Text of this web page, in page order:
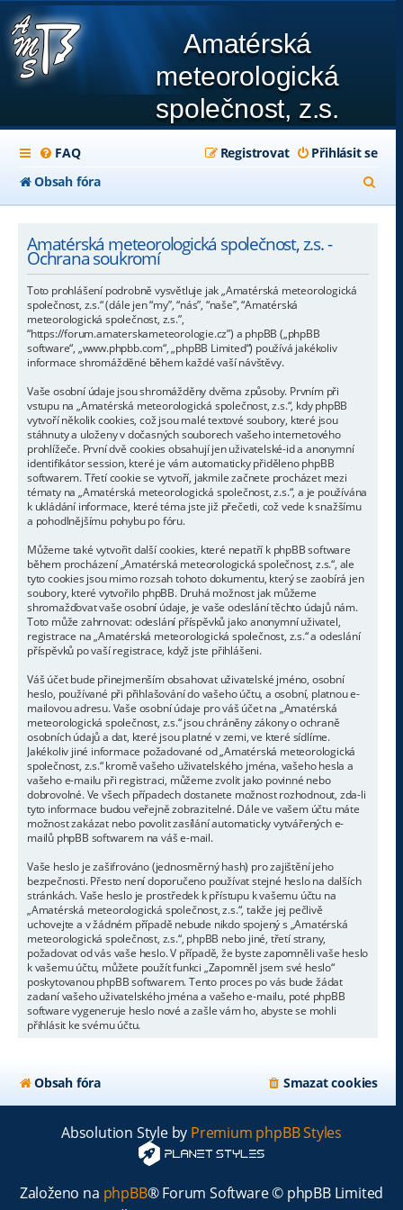
Amatérská
meteorologická
společnost, z.s.
FAQ Přihlásit se
Registrovat
Obsah fóra
l
Amatérská meteorologická společnost, z.s. -
Ochrana soukromí
Toto prohlášení podrobně vysvětluje jak „Amatérská meteorologická
společnost, z.s.“ (dále jen “my”, “nás”, “naše”, “Amatérská
meteorologická společnost, z.s.”,
“https://forum.amaterskameteorologie.cz”) a phpBB („phpBB
software“, „www.phpbb.com“, „phpBB Limited“) používá jakékoliv
informace shromážděné během každé vaší návštěvy.
Vaše osobní údaje jsou shromážděny dvěma způsoby. Prvním při
vstupu na „Amatérská meteorologická společnost, z.s.“, kdy phpBB
vytvoří několik cookies, což jsou malé textové soubory, které jsou
stáhnuty a uloženy v dočasných souborech vašeho internetového
prohlížeče. První dvě cookies obsahují jen uživatelské-id a anonymní
identifikátor session, které je vám automaticky přiděleno phpBB
softwarem. Třetí cookie se vytvoří, jakmile začnete procházet mezi
tématy na „Amatérská meteorologická společnost, z.s.“, a je používána
k ukládání informace, které téma jste již přečetli, což vede k snažšímu
a pohodlnějšímu pohybu po fóru.
Můžeme také vytvořit další cookies, které nepatří k phpBB software
během procházení „Amatérská meteorologická společnost, z.s.“, ale
tyto cookies jsou mimo rozsah tohoto dokumentu, který se zaobírá jen
soubory, které vytvořilo phpBB. Druhá možnost jak můžeme
shromažďovat vaše osobní údaje, je vaše odeslání těchto údajů nám.
Toto může zahrnovat: odeslání příspěvků jako anonymní uživatel,
registrace na „Amatérská meteorologická společnost, z.s.“ a odeslání
příspěvků po vaší registrace, když jste přihlášeni.
Váš účet bude přinejmenším obsahovat uživatelské jméno, osobní
heslo, používané při přihlašování do vašeho účtu, a osobní, platnou e-
mailovou adresu. Vaše osobní údaje pro váš účet na „Amatérská
meteorologická společnost, z.s.“ jsou chráněny zákony o ochraně
osobních údajů a dat, které jsou platné v zemi, ve které sídlíme.
Jakékoliv jiné informace požadované od „Amatérská meteorologická
společnost, z.s.“ kromě vašeho uživatelského jména, vašeho hesla a
vašeho e-mailu při registraci, můžeme zvolit jako povinné nebo
dobrovolné. Ve všech případech dostanete možnost rozhodnout, zda-li
tyto informace budou veřejně zobrazitelné. Dále ve vašem účtu máte
možnost zakázat nebo povolit zasílání automaticky vytvářených e-
mailů phpBB softwarem na váš e-mail.
Vaše heslo je zašifrováno (jednosměrný hash) pro zajištění jeho
bezpečnosti. Přesto není doporučeno používat stejné heslo na dalších
stránkách. Vaše heslo je prostředek k přístupu k vašemu účtu na
„Amatérská meteorologická společnost, z.s.“, takže jej pečlivě
uchovejte a v žádném případě nebude nikdo spojený s „Amatérská
meteorologická společnost, z.s.“, phpBB nebo jiné, třetí strany,
požadovat od vás vaše heslo. V případě, že byste zapomněli vaše heslo
k vašemu účtu, můžete použít funkci „Zapomněl jsem své heslo“
poskytovanou phpBB softwarem. Tento proces po vás bude žádat
zadaní vašeho uživatelského jména a vašeho e-mailu, poté phpBB
software vygeneruje heslo nové a zašle vám ho, abyste se mohli
přihlásit ke svému účtu.
Obsah fóra Smazat cookies
Absolution Style by Premium phpBB Styles
Založeno na phpBB® Forum Software © phpBB Limited